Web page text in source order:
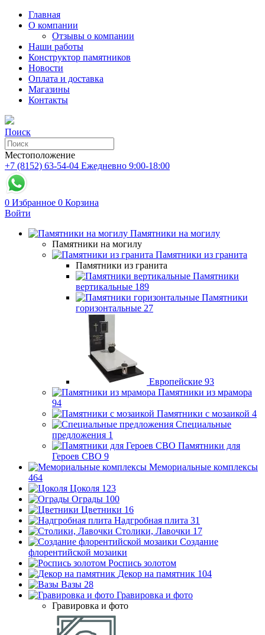
Главная
О компании
Отзывы о компании
Наши работы
Конструктор памятников
Новости
Оплата и доставка
Магазины
Контакты
Поиск
Местоположение
+7 (8152) 63-54-04 Ежедневно 9:00-18:00
0 Избранное 0 Корзина
Войти
Памятники на могилу
Памятники на могилу
Памятники из гранита
Памятники из гранита
Памятники
вертикальные 189
Памятники
горизонтальные 27
Европейские 93
Памятники из мрамора
94
Памятники с мозаикой 4
Специальные
предложения 1
Памятники для
Героев СВО 9
Мемориальные комплексы
464
Цоколя 123
Ограды 100
Цветники 16
Надгробная плита 31
Столики, Лавочки 17
Создание
флорентийской мозаики
Роспись золотом
Декор на памятник 104
Вазы 28
Гравировка и фото
Гравировка и фото